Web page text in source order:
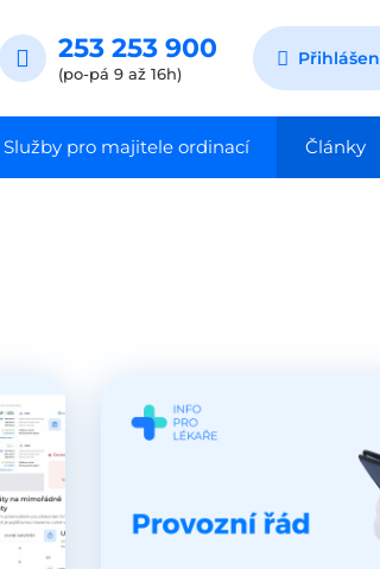
253 253 900
(po-pá 9 až 16h)
Služby pro majitele ordinací Články